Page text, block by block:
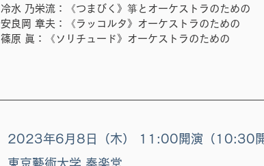
冷水 乃栄流：《つまびく》箏とオーケストラのための
安良岡 章夫：《ラッコルタ》オーケストラのための
篠原 眞：《ソリチュード》オーケストラのための
​2023年6月8日（木） 11:00開演（10:30開
東京藝術大学 奏楽堂